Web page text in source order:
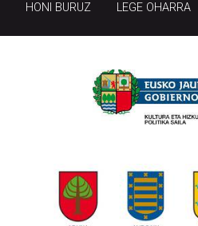
HONI BURUZ LEGE OHARRA